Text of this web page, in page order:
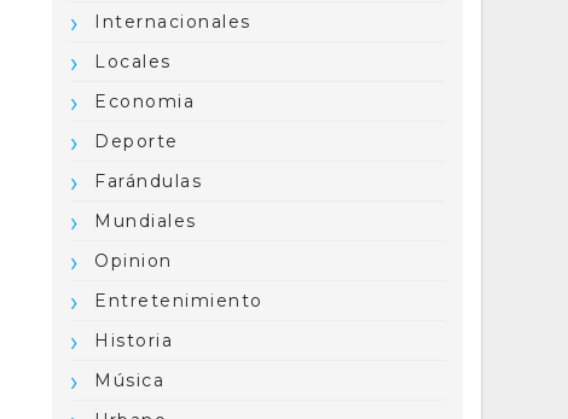
Internacionales
Locales
Economia
Deporte
Farándulas
Mundiales
Opinion
Entretenimiento
Historia
Música